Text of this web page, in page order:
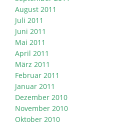
August 2011
Juli 2011
Juni 2011
Mai 2011
April 2011
März 2011
Februar 2011
Januar 2011
Dezember 2010
November 2010
Oktober 2010